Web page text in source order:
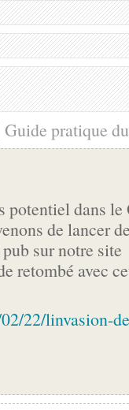
pratique
potentiel dans
de lancer
sur notre site
retombé avec
22/linvasion-